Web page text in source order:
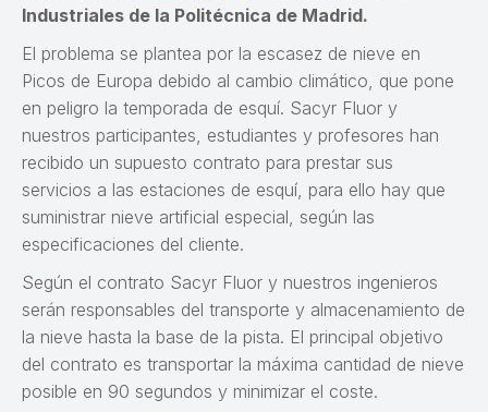
Industriales de la Politécnica de Madrid.
El problema se plantea por la escasez de nieve en
Picos de Europa debido al cambio climático, que pone
en peligro la temporada de esquí. Sacyr Fluor y
nuestros participantes, estudiantes y profesores han
recibido un supuesto contrato para prestar sus
servicios a las estaciones de esquí, para ello hay que
suministrar nieve artificial especial, según las
especificaciones del cliente.
Según el contrato Sacyr Fluor y nuestros ingenieros
serán responsables del transporte y almacenamiento de
la nieve hasta la base de la pista. El principal objetivo
del contrato es transportar la máxima cantidad de nieve
posible en 90 segundos y minimizar el coste.